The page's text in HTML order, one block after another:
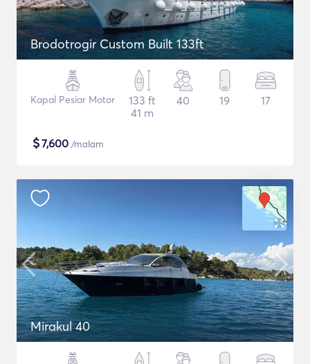
Brodotrogir Custom Built 133ft
Kapal Pesiar Motor
133 ft
41 m
40 19 17
$7,600 /malam
Mirakul 40